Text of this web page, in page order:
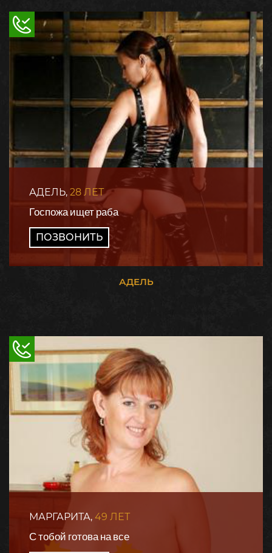
АДЕЛЬ, 28 ЛЕТ
Госпожа ищет раба
ПОЗВОНИТЬ
АДЕЛЬ
МАРГАРИТА, 49 ЛЕТ
С тобой готова на все